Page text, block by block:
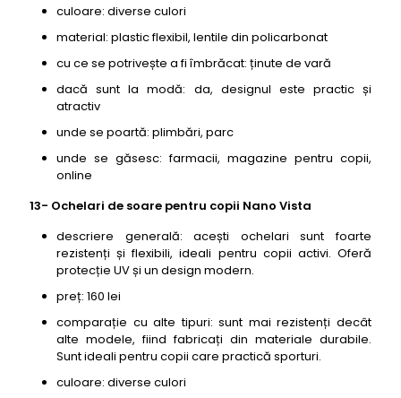
culoare: diverse culori
material: plastic flexibil, lentile din policarbonat
cu ce se potrivește a fi îmbrăcat: ținute de vară
dacă sunt la modă: da, designul este practic și
atractiv
unde se poartă: plimbări, parc
unde se găsesc: farmacii, magazine pentru copii,
online
13- Ochelari de soare pentru copii Nano Vista
descriere generală: acești ochelari sunt foarte
rezistenți și flexibili, ideali pentru copii activi. Oferă
protecție UV și un design modern.
preț: 160 lei
comparație cu alte tipuri: sunt mai rezistenți decât
alte modele, fiind fabricați din materiale durabile.
Sunt ideali pentru copii care practică sporturi.
culoare: diverse culori